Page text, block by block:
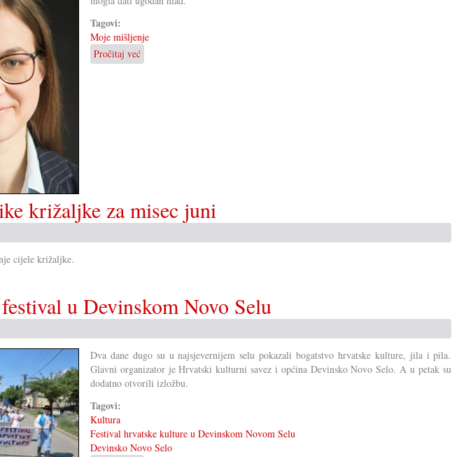
Tagovi:
Moje mišljenje
Pročitaj već
Fit
križaljke za misec juni
cijele križaljke.
u Devinskom Novo Selu
Dva dane dugo su u najsjevernijem selu pokazali bogatstvo hrvatske kulture, jila i pila.
Glavni organizator je Hrvatski kulturni savez i općina Devinsko Novo Selo. A u petak su
dodatno otvorili izložbu.
Tagovi:
Kultura
Festival hrvatske kulture u Devinskom Novom Selu
Devinsko Novo Selo